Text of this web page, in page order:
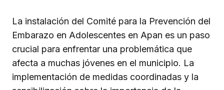
La instalación del Comité para la Prevención del
Embarazo en Adolescentes en Apan es un paso
crucial para enfrentar una problemática que
afecta a muchas jóvenes en el municipio. La
implementación de medidas coordinadas y la